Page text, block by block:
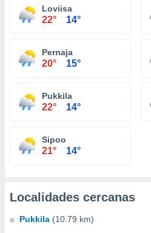
Loviisa
22° 14°
Pernaja
20° 15°
Pukkila
22° 14°
Sipoo
21° 14°
Localidades cercanas
Pukkila (10.79 km)